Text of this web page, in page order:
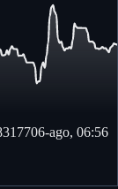
06-ago, 06:56